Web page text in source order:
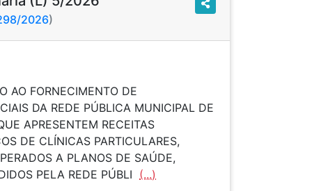
2026)
AO FORNECIMENTO DE
DA REDE PÚBLICA MUNICIPAL DE
APRESENTEM RECEITAS
DE CLÍNICAS PARTICULARES,
A PLANOS DE SAÚDE,
PELA REDE PÚBLI (...)